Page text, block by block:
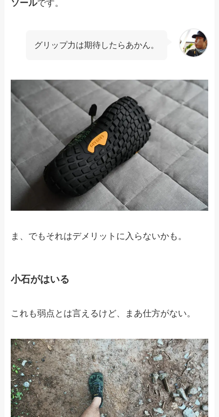
ソールです。
グリップ力は期待したらあかん。
ま、でもそれはデメリットに入らないかも。
小石がはいる
これも弱点とは言えるけど、まあ仕方がない。